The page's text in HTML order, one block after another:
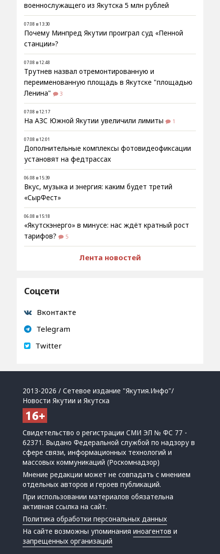
военнослужащего из Якутска 5 млн рублей
07.08 в 13:30
Почему Минпред Якутии проиграл суд «Пенной
станции»?
07.08 в 12:48
Трутнев назвал отремонтированную и
переименованную площадь в Якутске "площадью
Ленина"
3
07.08 в 12:17
На АЗС Южной Якутии увеличили лимиты 1
07.08 в 12:01
Дополнительные комплексы фотовидеофиксации
установят на федтрассах
06.08 в 15:39
Вкус, музыка и энергия: каким будет третий
«СырФест»
06.08 в 15:18
«Якутскэнерго» в минусе: нас ждёт кратный рост
тарифов?
5
Лента новостей
Соцсети
Вконтакте
Telegram
Twitter
2013-2026 / Сетевое издание "Якутия.Инфо"/
Новости Якутии и Якутска
Свидетельство о регистрации СМИ ЭЛ № ФС 77 -
62371. Выдано Федеральной службой по надзору в
сфере связи, информационных технологий и
массовых коммуникаций (Роскомнадзор)
Мнение редакции может не совпадать с мнением
отдельных авторов и героев публикаций.
При использовании материалов обязательна
активная ссылка на сайт.
Политика обработки персональных данных
На сайте возможны упоминанияиноагентов и
запрещенных организаций